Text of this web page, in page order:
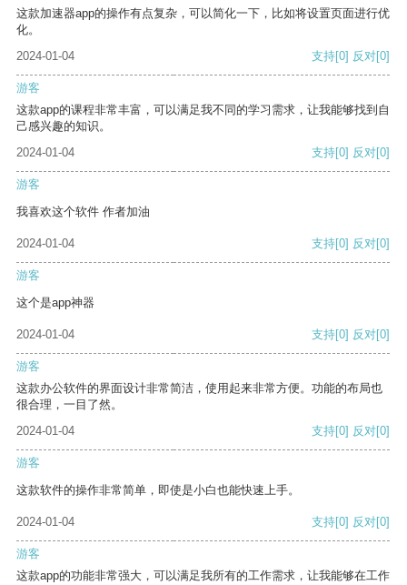
这款加速器app的操作有点复杂，可以简化一下，比如将设置页面进行优
化。
2024-01-04
支持[0] 反对[0]
游客
这款app的课程非常丰富，可以满足我不同的学习需求，让我能够找到自
己感兴趣的知识。
2024-01-04
支持[0] 反对[0]
游客
我喜欢这个软件 作者加油
2024-01-04 支持[0] 反对[0]
游客
这个是app神器
2024-01-04 支持[0] 反对[0]
游客
这款办公软件的界面设计非常简洁，使用起来非常方便。功能的布局也
很合理，一目了然。
2024-01-04
支持[0] 反对[0]
游客
这款软件的操作非常简单，即使是小白也能快速上手。
2024-01-04 支持[0] 反对[0]
游客
这款app的功能非常强大，可以满足我所有的工作需求，让我能够在工作